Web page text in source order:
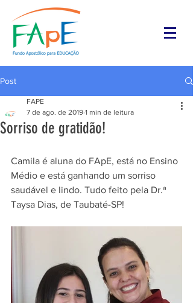
Post
Sorriso de gratidão!
FAPE
7 de ago. de 2019 1 min de leitura
Camila é aluna do FApE, está no Ensino
Médio e está ganhando um sorriso
saudável e lindo. Tudo feito pela Dr.ª
Taysa Dias, de Taubaté-SP!